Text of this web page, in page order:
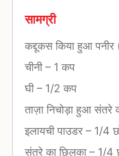
सामग्री
कद्दूकस किया हुआ पनीर
चीनी– 1 कप
घी– 1/2 कप
ताज़ा निचोड़ा हुआ संतरे
इलायची पाउडर – 1/4
संतरे का छिलका– 1/4